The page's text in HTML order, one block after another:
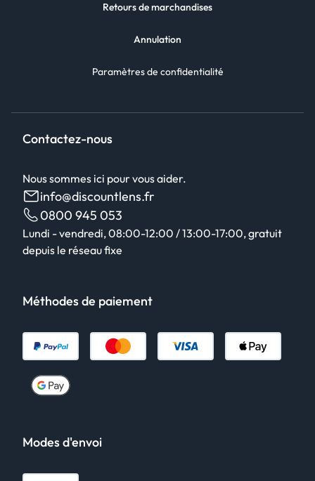
Retours de marchandises
Annulation
Paramètres de confidentialité
Contactez-nous
Nous sommes ici pour vous aider.
info@discountlens.fr
0800 945 053
Lundi - vendredi, 08:00-12:00 / 13:00-17:00, gratuit
depuis le réseau fixe
Méthodes de paiement
Modes d'envoi